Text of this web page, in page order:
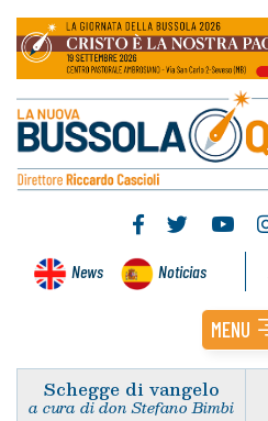
News Noticias
MENU
Schegge di vangelo
a cura di don Stefano Bimbi